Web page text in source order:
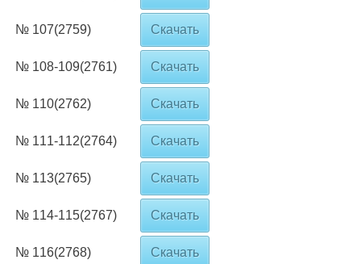
№ 107(2759) Скачать
№ 108-109(2761) Скачать
№ 110(2762) Скачать
№ 111-112(2764) Скачать
№ 113(2765) Скачать
№ 114-115(2767) Скачать
№ 116(2768) Скачать